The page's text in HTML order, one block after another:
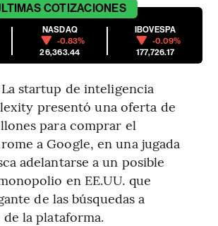
COTIZACIONES
NASDAQ
-0.83%
26,363.44
IBOVESPA
-0.09%
177,726.17
startup de inteligencia
presentó una oferta de
para comprar el
a Google, en una jugada
adelantarse a un posible
en EE.UU. que
de las búsquedas a
la plataforma.